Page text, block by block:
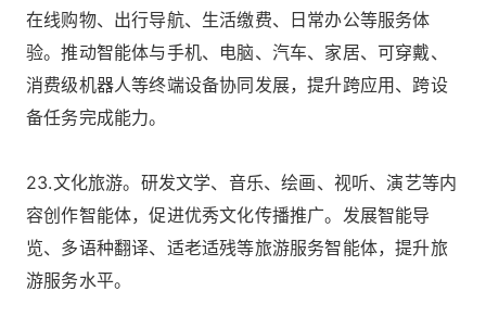
在线购物、出行导航、生活缴费、日常办公等服务体
验。推动智能体与手机、电脑、汽车、家居、可穿戴、
消费级机器人等终端设备协同发展，提升跨应用、跨设
备任务完成能力。
23.文化旅游。研发文学、音乐、绘画、视听、演艺等内
容创作智能体，促进优秀文化传播推广。发展智能导
览、多语种翻译、适老适残等旅游服务智能体，提升旅
游服务水平。